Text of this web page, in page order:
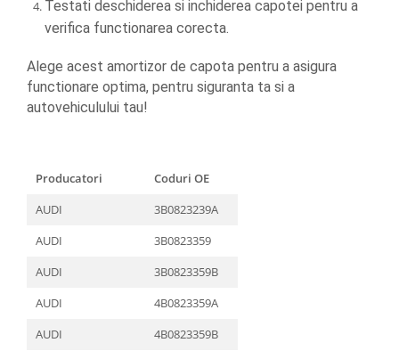
Testati deschiderea si inchiderea capotei pentru a
verifica functionarea corecta.
Alege acest amortizor de capota pentru a asigura
functionare optima, pentru siguranta ta si a
autovehiculului tau!
Producatori
Coduri OE
AUDI
3B0823239A
AUDI
3B0823359
AUDI
3B0823359B
AUDI
4B0823359A
AUDI
4B0823359B